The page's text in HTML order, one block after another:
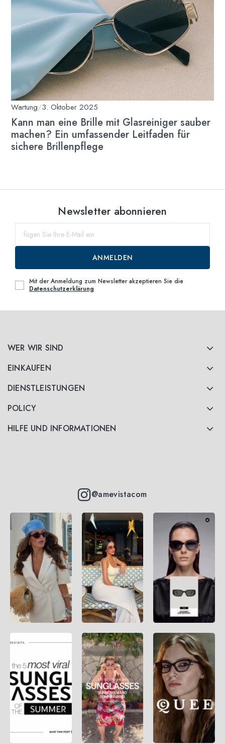
Wartung/3. Oktober 2025
Kann man eine Brille mit Glasreiniger sauber
machen? Ein umfassender Leitfaden für
sichere Brillenpflege
WER WIR SIND
EINKAUFEN
DIENSTLEISTUNGEN
POLICY
HILFE UND INFORMATIONEN
@amevistacom
Newsletter abonnieren
ANMELDEN
Mit der Anmeldung zum Newsletter akzeptieren Sie die
Datenschutzerklärung